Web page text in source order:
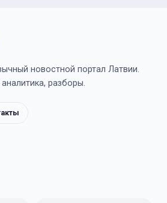
новостной портал Латвии.
разборы.